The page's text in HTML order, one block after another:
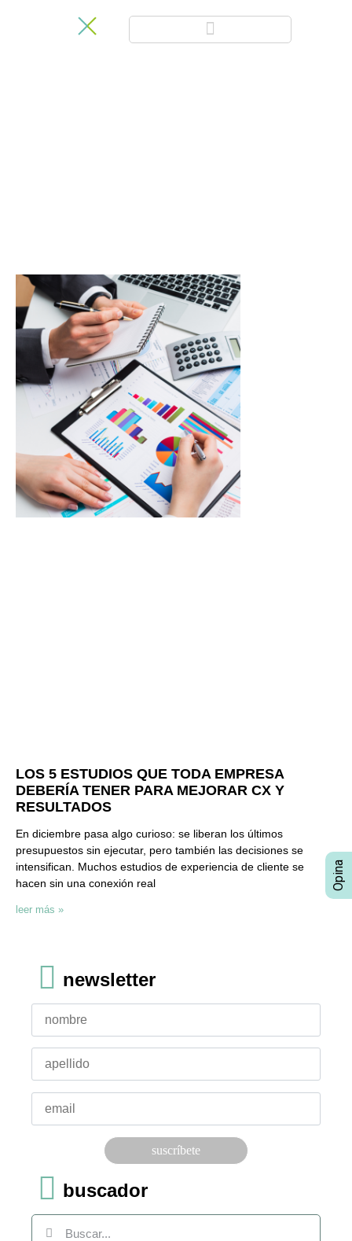
LOS 5 ESTUDIOS QUE TODA EMPRESA
DEBERÍA TENER PARA MEJORAR CX Y
RESULTADOS
En diciembre pasa algo curioso: se liberan los últimos
presupuestos sin ejecutar, pero también las decisiones se
intensifican. Muchos estudios de experiencia de cliente se
hacen sin una conexión real
leer más »
newsletter
Por favor, deja este campo vacío.
buscador